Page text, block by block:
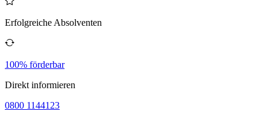
Erfolgreiche Absolventen
100% förderbar
Direkt informieren
0800 1144123